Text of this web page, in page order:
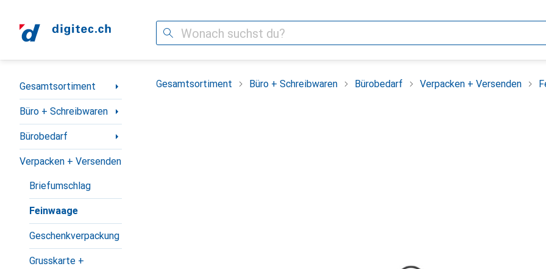
Suche
Navigation nach Kategorien
Gesamtsortiment
Büro + Schreibwaren
Bürobedarf
Verpacken + Versenden
Briefumschlag
Feinwaage
Geschenkverpackung
Grusskarte +
Gesamtsortiment Büro + Schreibwaren Bürobedarf Verpacken + Versenden